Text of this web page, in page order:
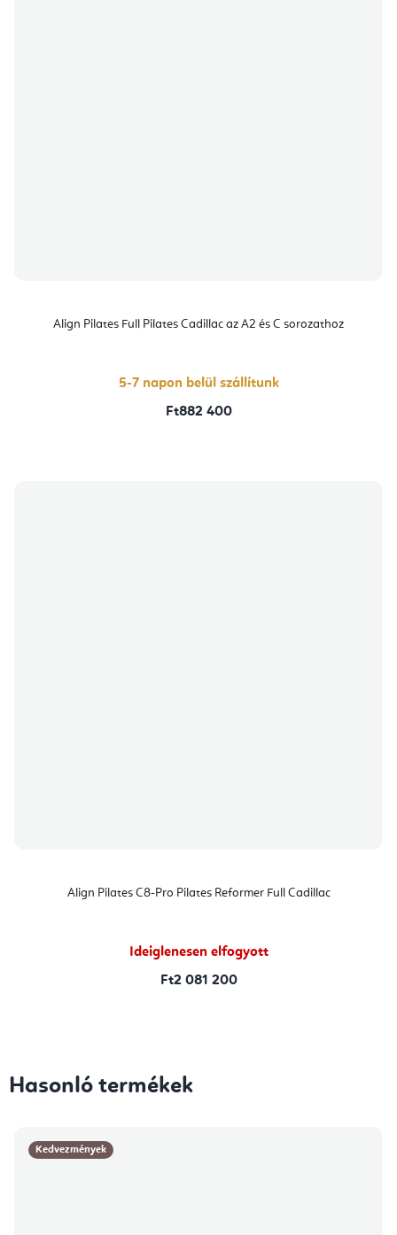
Align Pilates Full Pilates Cadillac az A2 és C sorozathoz
5-7 napon belül szállítunk
Ft882 400
Align Pilates C8-Pro Pilates Reformer Full Cadillac
Ideiglenesen elfogyott
Ft2 081 200
Hasonló termékek
Kedvezmények